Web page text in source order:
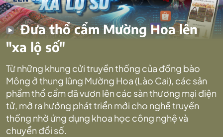
Đưa thổ cẩm Mường Hoa lên
"xa lộ số"
Từ những khung cửi truyền thống của đồng bào
Mông ở thung lũng Mường Hoa (Lào Cai), các sản
phẩm thổ cẩm đã vươn lên các sàn thương mại điện
tử, mở ra hướng phát triển mới cho nghề truyền
thống nhờ ứng dụng khoa học công nghệ và
chuyển đổi số.